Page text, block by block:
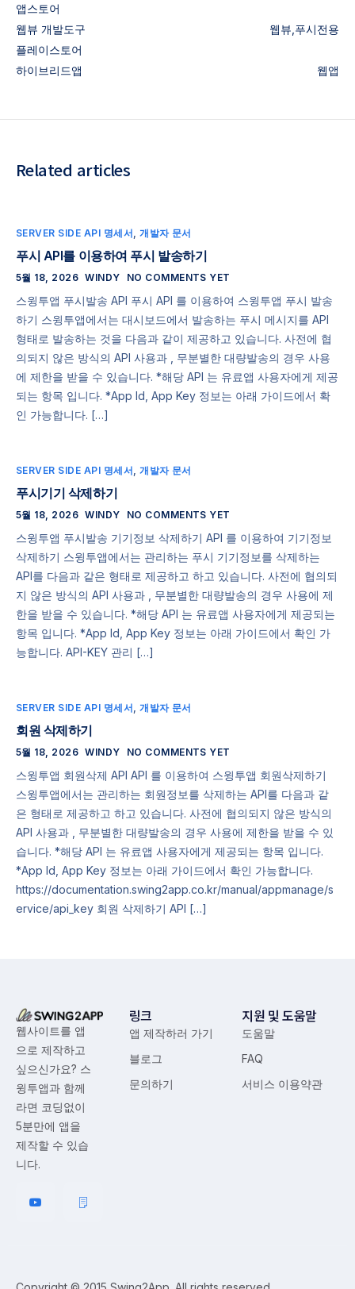
앱스토어
웹뷰
웹뷰,푸시전용
개발도구
플레이스토어
하이브리드앱
웹앱
Related articles
SERVER SIDE API 명세서,개발자 문서
푸시 API를 이용하여 푸시 발송하기
5월 18, 2026 WINDY NO COMMENTS YET
스윙투앱 푸시발송 API 푸시 API 를 이용하여 스윙투앱 푸시 발송
하기 스윙투앱에서는 대시보드에서 발송하는 푸시 메시지를 API
형태로 발송하는 것을 다음과 같이 제공하고 있습니다. 사전에 협
의되지 않은 방식의 API 사용과 , 무분별한 대량발송의 경우 사용
에 제한을 받을 수 있습니다. *해당 API 는 유료앱 사용자에게 제공
되는 항목 입니다. *App Id, App Key 정보는 아래 가이드에서 확
인 가능합니다. […]
SERVER SIDE API 명세서,개발자 문서
푸시기기 삭제하기
5월 18, 2026 WINDY NO COMMENTS YET
스윙투앱 푸시발송 기기정보 삭제하기 API 를 이용하여 기기정보
삭제하기 스윙투앱에서는 관리하는 푸시 기기정보를 삭제하는
API를 다음과 같은 형태로 제공하고 하고 있습니다. 사전에 협의되
지 않은 방식의 API 사용과 , 무분별한 대량발송의 경우 사용에 제
한을 받을 수 있습니다. *해당 API 는 유료앱 사용자에게 제공되는
항목 입니다. *App Id, App Key 정보는 아래 가이드에서 확인 가
능합니다. API-KEY 관리 […]
SERVER SIDE API 명세서,개발자 문서
회원 삭제하기
5월 18, 2026 WINDY NO COMMENTS YET
스윙투앱 회원삭제 API API 를 이용하여 스윙투앱 회원삭제하기
스윙투앱에서는 관리하는 회원정보를 삭제하는 API를 다음과 같
은 형태로 제공하고 하고 있습니다. 사전에 협의되지 않은 방식의
API 사용과 , 무분별한 대량발송의 경우 사용에 제한을 받을 수 있
습니다. *해당 API 는 유료앱 사용자에게 제공되는 항목 입니다.
*App Id, App Key 정보는 아래 가이드에서 확인 가능합니다.
https://documentation.swing2app.co.kr/manual/appmanage/s
ervice/api_key 회원 삭제하기 API […]
웹사이트를 앱
으로 제작하고
싶으신가요? 스
윙투앱과 함께
라면 코딩없이
5분만에 앱을
제작할 수 있습
니다.
링크
앱 제작하러 가기
블로그
문의하기
지원 및 도움말
도움말
FAQ
서비스 이용약관